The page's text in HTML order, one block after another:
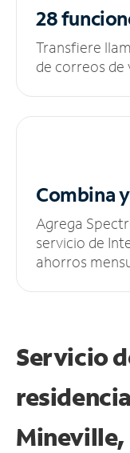
28
Transfiere
de correos de
Combina
Agrega
servicio de
ahorros
Servicio
Mineville,